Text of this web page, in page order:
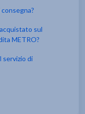
sul
METRO?
servizio di